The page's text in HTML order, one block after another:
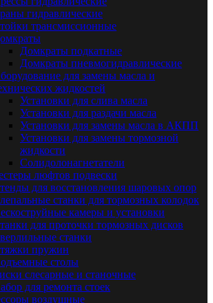
гидравлические
трансмиссионные
Домкраты подкатные
Домкраты пневмогидравлические
для замены масла и
жидкостей
Установки для слива масла
Установки для раздачи масла
Установки для замены масла в АКПП
Установки для замены тормозной
жидкости
Солидолонагнетатели
люфтов подвески
для восстановления шаровых опор
станки для тормозных колодок
камеры и установки
для проточки тормозных дисков
станки
пружин
столы
слесарные и станочные
для ремонта стоек
воздушные